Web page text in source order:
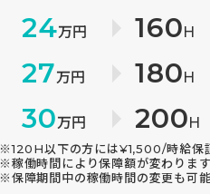
24万円 160H
27万円 180H
30万円 200H
※120H以下の方には¥1,500/時給保
※稼働時間により保障額が変わります
※保障期間中の稼働時間の変更も可能